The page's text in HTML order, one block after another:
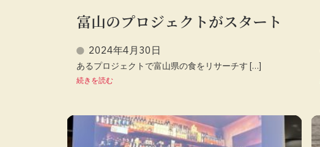
富山のプロジェクトがスタート
2024年4月30日
あるプロジェクトで富山県の食をリサーチす […]
続きを読む